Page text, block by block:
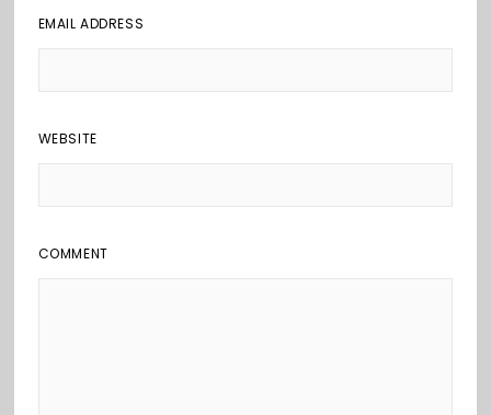
EMAIL ADDRESS
WEBSITE
COMMENT